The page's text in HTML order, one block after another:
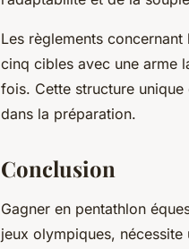
Les règlements
cinq cibles avec une arme
fois. Cette structure unique
dans la préparation.
Conclusion
Gagner en pentathlon
jeux olympiques,